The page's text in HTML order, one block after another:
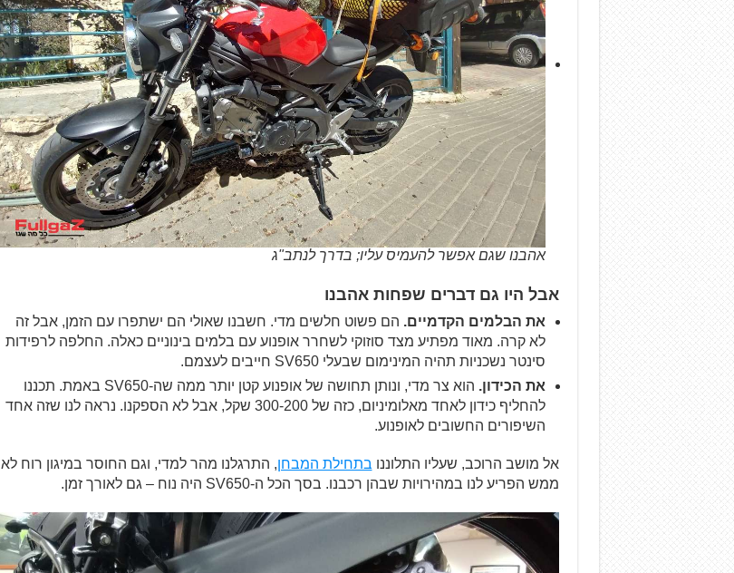
אהבנו שגם אפשר להעמיס עליו; בדרך לנתב"ג
אבל היו גם דברים שפחות אהבנו
את הבלמים הקדמיים. הם פשוט חלשים מדי. חשבנו שאולי הם ישתפרו עם הזמן, אבל זה
לא קרה. מאוד מפתיע מצד סוזוקי לשחרר אופנוע עם בלמים בינוניים כאלה. החלפה לרפידות
סינטר נשכניות תהיה המינימום שבעלי SV650 חייבים לעצמם.
את הכידון.
הוא צר מדי, ונותן תחושה של אופנוע קטן יותר ממה שה-SV650 באמת. תכננו
להחליף כידון לאחד מאלומיניום, כזה של 300-200 שקל, אבל לא הספקנו. נראה לנו שזה אחד
השיפורים החשובים לאופנוע.
אל מושב הרוכב, שעליו התלוננו בתחילת המבחן, התרגלנו מהר למדי, וגם החוסר במיגון רוח לא
ממש הפריע לנו במהירויות שבהן רכבנו. בסך הכל ה-SV650 היה נוח – גם לאורך זמן.